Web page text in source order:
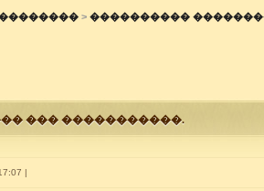
> ����������
��� �����������.
|